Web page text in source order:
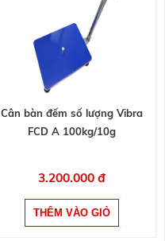
Cân bàn đếm số lượng Vibra
FCD A 100kg/10g
3.200.000 đ